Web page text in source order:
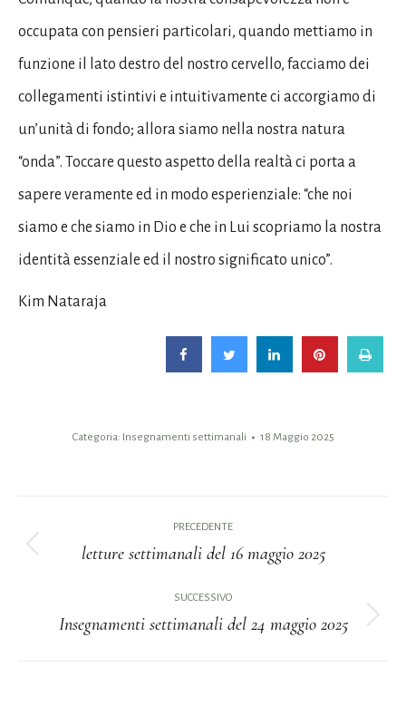
occupata con pensieri particolari, quando mettiamo in
funzione il lato destro del nostro cervello, facciamo dei
collegamenti istintivi e intuitivamente ci accorgiamo di
un’unità di fondo; allora siamo nella nostra natura
“onda”. Toccare questo aspetto della realtà ci porta a
sapere veramente ed in modo esperienziale: “che noi
siamo e che siamo in Dio e che in Lui scopriamo la nostra
identità essenziale ed il nostro significato unico”.
Kim Nataraja
Categoria: Insegnamenti settimanali 18 Maggio 2025
tra
post
PRECEDENTE
Post
precedente:
letture settimanali del 16 maggio 2025
SUCCESSIVO
Prossimo
Insegnamenti settimanali del 24 maggio 2025